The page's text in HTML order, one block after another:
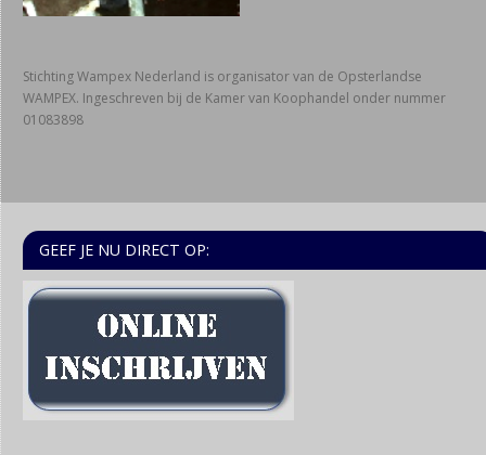
Stichting Wampex Nederland is organisator van de Opsterlandse
WAMPEX. Ingeschreven bij de Kamer van Koophandel onder nummer
01083898
GEEF JE NU DIRECT OP: